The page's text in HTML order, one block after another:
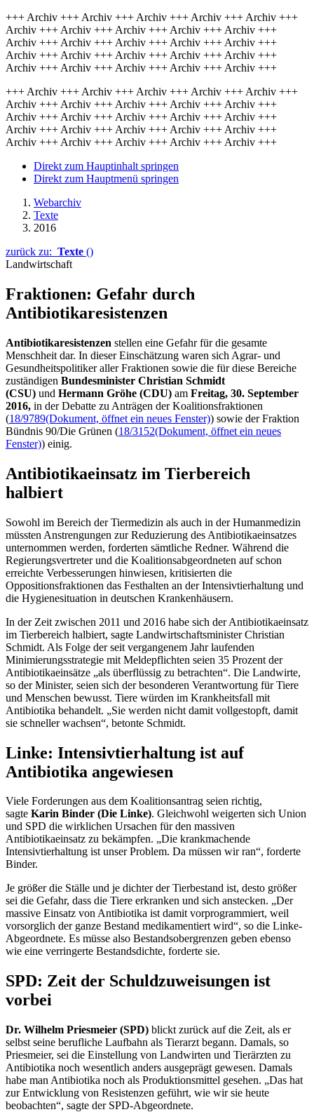
+++ Archiv +++ Archiv +++ Archiv +++ Archiv +++ Archiv +++
Archiv +++ Archiv +++ Archiv +++ Archiv +++ Archiv +++
Archiv +++ Archiv +++ Archiv +++ Archiv +++ Archiv +++
Archiv +++ Archiv +++ Archiv +++ Archiv +++ Archiv +++
Archiv +++ Archiv +++ Archiv +++ Archiv +++ Archiv +++
+++ Archiv +++ Archiv +++ Archiv +++ Archiv +++ Archiv +++
Archiv +++ Archiv +++ Archiv +++ Archiv +++ Archiv +++
Archiv +++ Archiv +++ Archiv +++ Archiv +++ Archiv +++
Archiv +++ Archiv +++ Archiv +++ Archiv +++ Archiv +++
Archiv +++ Archiv +++ Archiv +++ Archiv +++ Archiv +++
Direkt zum Hauptinhalt springen
Direkt zum Hauptmenü springen
Webarchiv
Texte
2016
zurück zu: Texte ()
Landwirtschaft
Fraktionen: Gefahr durch
Antibiotikaresistenzen
Antibiotikaresistenzen stellen eine Gefahr für die gesamte
Menschheit dar. In dieser Einschätzung waren sich Agrar- und
Gesundheitspolitiker aller Fraktionen sowie die für diese Bereiche
zuständigen Bundesminister Christian Schmidt
(CSU) und Hermann Gröhe (CDU) am Freitag, 30. September
2016, in der Debatte zu Anträgen der Koalitionsfraktionen
(18/9789(Dokument, öffnet ein neues Fenster)) sowie der Fraktion
Bündnis 90/Die Grünen (18/3152(Dokument, öffnet ein neues
Fenster)) einig.
Antibiotikaeinsatz im Tierbereich
halbiert
Sowohl im Bereich der Tiermedizin als auch in der Humanmedizin
müssten Anstrengungen zur Reduzierung des Antibiotikaeinsatzes
unternommen werden, forderten sämtliche Redner. Während die
Regierungsvertreter und die Koalitionsabgeordneten auf schon
erreichte Verbesserungen hinwiesen, kritisierten die
Oppositionsfraktionen das Festhalten an der Intensivtierhaltung und
die Hygienesituation in deutschen Krankenhäusern.
In der Zeit zwischen 2011 und 2016 habe sich der Antibiotikaeinsatz
im Tierbereich halbiert, sagte Landwirtschaftsminister Christian
Schmidt. Als Folge der seit vergangenem Jahr laufenden
Minimierungsstrategie mit Meldepflichten seien 35 Prozent der
Antibiotikaeinsätze „als überflüssig zu betrachten“. Die Landwirte,
so der Minister, seien sich der besonderen Verantwortung für Tiere
und Menschen bewusst. Tiere würden im Krankheitsfall mit
Antibiotika behandelt. „Sie werden nicht damit vollgestopft, damit
sie schneller wachsen“, betonte Schmidt.
Linke: Intensivtierhaltung ist auf
Antibiotika angewiesen
Viele Forderungen aus dem Koalitionsantrag seien richtig,
sagte Karin Binder (Die Linke). Gleichwohl weigerten sich Union
und SPD die wirklichen Ursachen für den massiven
Antibiotikaeinsatz zu bekämpfen. „Die krankmachende
Intensivtierhaltung ist unser Problem. Da müssen wir ran“, forderte
Binder.
Je größer die Ställe und je dichter der Tierbestand ist, desto größer
sei die Gefahr, dass die Tiere erkranken und sich anstecken. „Der
massive Einsatz von Antibiotika ist damit vorprogrammiert, weil
vorsorglich der ganze Bestand medikamentiert wird“, so die Linke-
Abgeordnete. Es müsse also Bestandsobergrenzen geben ebenso
wie eine verringerte Bestandsdichte, forderte sie.
SPD: Zeit der Schuldzuweisungen ist
vorbei
Dr. Wilhelm Priesmeier (SPD) blickt zurück auf die Zeit, als er
selbst seine berufliche Laufbahn als Tierarzt begann. Damals, so
Priesmeier, sei die Einstellung von Landwirten und Tierärzten zu
Antibiotika noch wesentlich anders ausgeprägt gewesen. Damals
habe man Antibiotika noch als Produktionsmittel gesehen. „Das hat
zur Entwicklung von Resistenzen geführt, wie wir sie heute
beobachten“, sagte der SPD-Abgeordnete.